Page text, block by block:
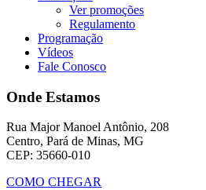
Ver promoções
Regulamento
Programação
Vídeos
Fale Conosco
Onde Estamos
Rua Major Manoel Antônio, 208
Centro, Pará de Minas, MG
CEP: 35660-010
COMO CHEGAR